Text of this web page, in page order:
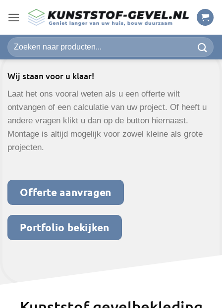
naar
inhoud
Zoeken
naar:
Wij staan voor u klaar!
Laat het ons vooral weten als u een offerte wilt
ontvangen of een calculatie van uw project. Of heeft u
andere vragen klikt u dan op de button hiernaast.
Montage is altijd mogelijk voor zowel kleine als grote
projecten.
Offerte aanvragen
Portfolio bekijken